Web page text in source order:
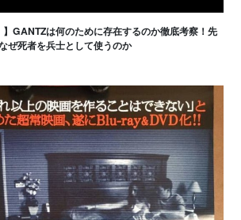
】GANTZは何のために存在するのか徹底考察！先
ぜ死者を兵士として使うのか